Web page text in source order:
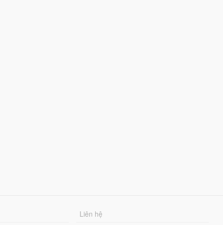
Liên hệ